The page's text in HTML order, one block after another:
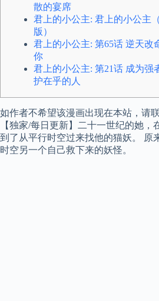
散的宴席
君上的小公主: 君上的小公主
版）
君上的小公主: 第65话 逆天改
你
君上的小公主: 第21话 成为强
护在乎的人
如作者不希望该漫画出现在本站，请
【独家/每日更新】二十一世纪的她，
到了从平行时空过来找他的猫妖。 原
时空另一个自己救下来的妖怪。